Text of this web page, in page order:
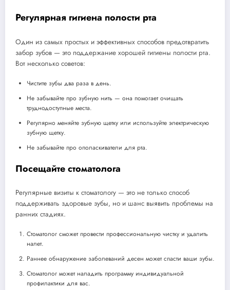
Регулярная гигиена полости рта
Один из самых простых и эффективных способов предотвратить
забор зубов — это поддержание хорошей гигиены полости рта.
Вот несколько советов:
Чистите зубы два раза в день.
Не забывайте про зубную нить — она помогает очищать
труднодоступные места.
Регулярно меняйте зубную щетку или используйте электрическую
зубную щетку.
Не забывайте про ополаскиватели для рта.
Посещайте стоматолога
Регулярные визиты к стоматологу — это не только способ
поддерживать здоровые зубы, но и шанс выявить проблемы на
ранних стадиях.
Стоматолог сможет провести профессиональную чистку и удалить
налет.
Раннее обнаружение заболеваний десен может спасти ваши зубы.
Стоматолог может наладить программу индивидуальной
профилактики для вас.